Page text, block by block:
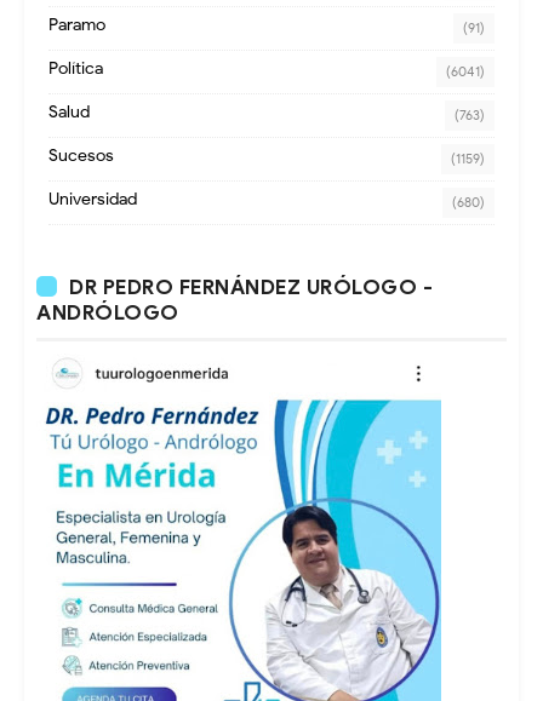
Paramo (91)
Política (6041)
Salud (763)
Sucesos (1159)
Universidad (680)
DR PEDRO FERNÁNDEZ URÓLOGO -
ANDRÓLOGO